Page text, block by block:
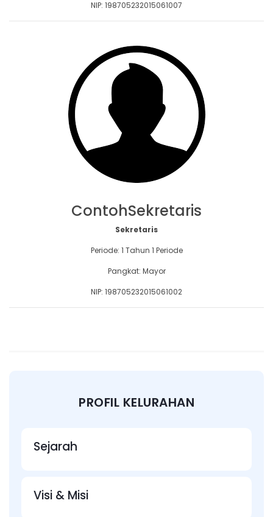
NIP: 198705232015061007
ContohSekretaris
Sekretaris
Periode: 1 Tahun 1 Periode
Pangkat: Mayor
NIP: 198705232015061002
PROFIL KELURAHAN
Sejarah
Visi & Misi